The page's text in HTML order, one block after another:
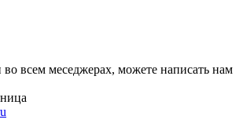
во всем меседжерах, можете написать нам